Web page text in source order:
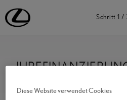
Schritt 1 /
Diese Website verwendet Cookies
Lexus Deutschland | Lexus Automobile |